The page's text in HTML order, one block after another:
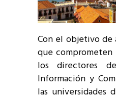
Con el objetivo de
que
los directores
Información y
las universidades